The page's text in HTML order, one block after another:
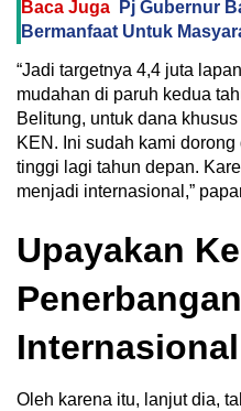
Baca Juga
Pj Gubernur
Bermanfaat Untuk
“Jadi targetnya 4,4 juta
mudahan di paruh kedua
Belitung, untuk dana
KEN. Ini sudah kami
tinggi lagi tahun depan.
menjadi internasional,”
Upayakan
Penerbangan
Internasional
Oleh karena itu, lanjut dia,